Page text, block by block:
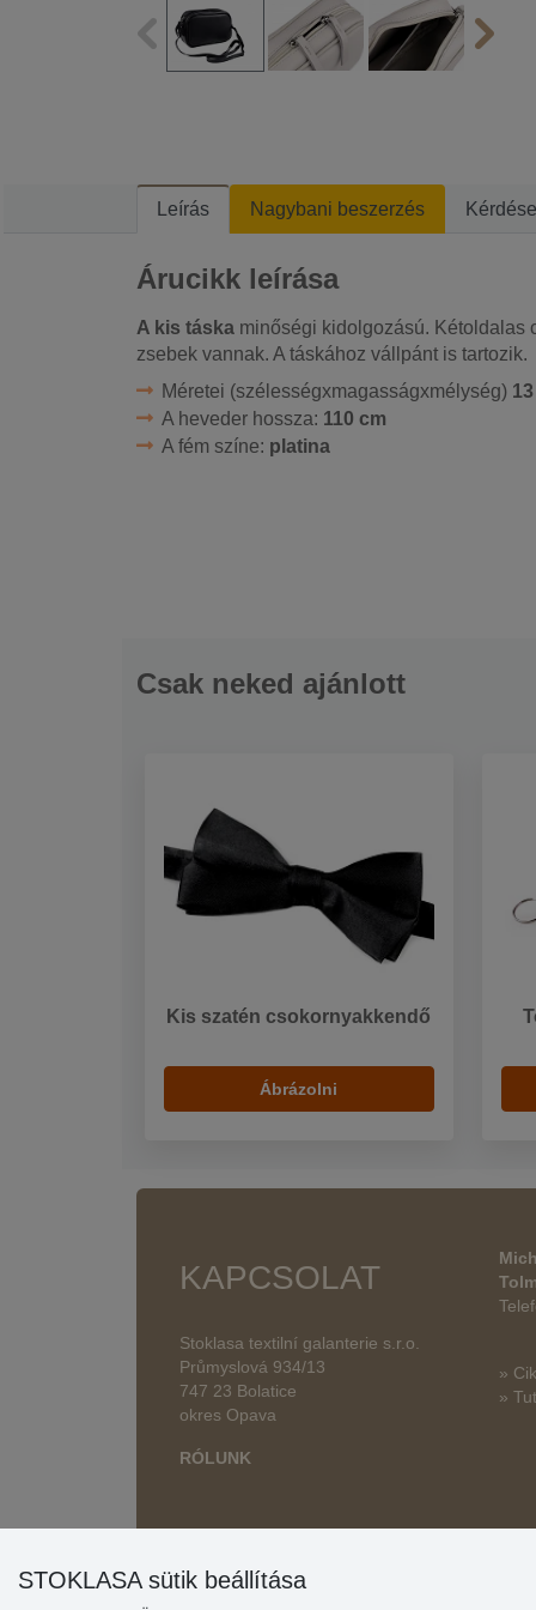
Leírás Nagybani beszerzés
Árucikk leírása
A kis táska minőségi kidolgozású. Kétoldalas
zsebek vannak. A táskához vállpánt is tartozik.
Méretei (szélességxmagasságxmélység)
A heveder hossza: 110 cm
A fém színe: platina
Csak neked ajánlott
Kis szatén csokornyakkendő
Ábrázolni
KAPCSOLAT
Stoklasa textilní galanterie s.r.o.
Průmyslová 934/13
747 23 Bolatice
okres Opava
RÓLUNK
»
»
STOKLASA sütik beállítása